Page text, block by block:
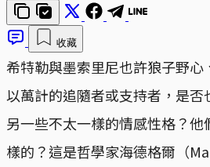
收藏
希特勒與墨索里尼也許狼子野
以萬計的追隨者或支持者，是
另一些不太一樣的情感性格？
樣的？這是哲學家海德格爾（